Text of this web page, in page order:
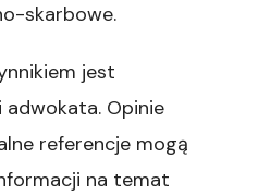
skarbowe.
jest
Opinie
referencje mogą
na temat